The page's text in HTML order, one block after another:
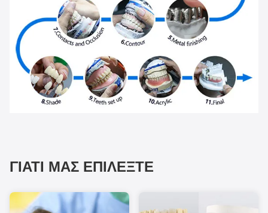
ΓΙΑΤΊ ΜΑΣ ΕΠΙΛΈΞΤΕ